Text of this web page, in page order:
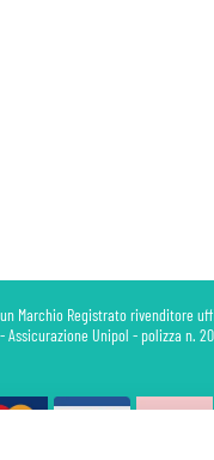
Registrato rivenditore
Assicurazione Unipol - polizza n.